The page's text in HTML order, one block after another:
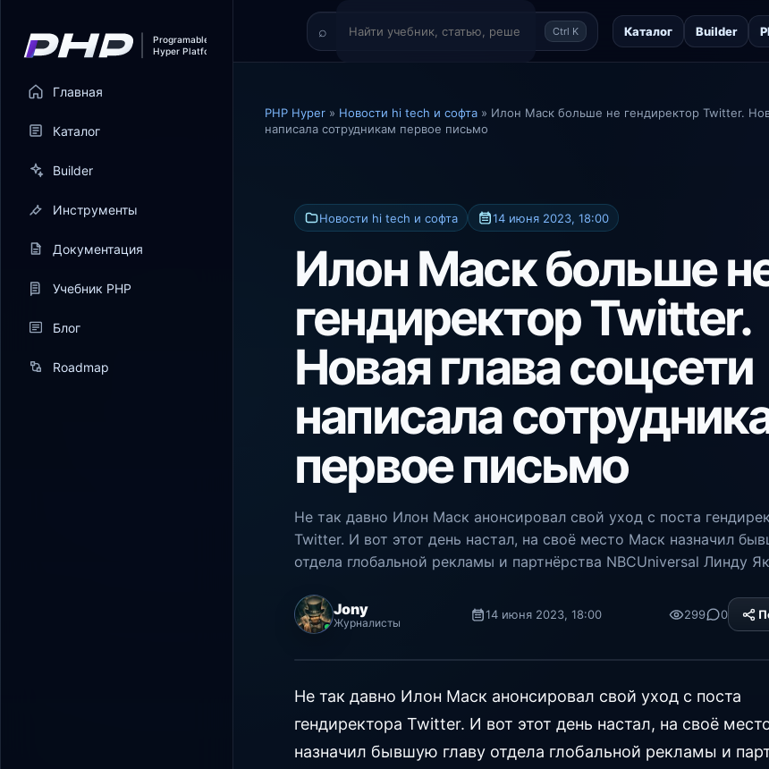
Главная
Каталог
Builder
Инструменты
Документация
Учебник PHP
Блог
Roadmap
Ctrl K Каталог Builder
PHP Hyper » Новости hi tech и софта » Илон Маск больше не гендиректор Twitter.
написала сотрудникам первое письмо
Новости hi tech и софта 14 июня 2023, 18:00
Илон Маск больше
гендиректор Twitter.
Новая глава соцсети
написала
первое письмо
Не так давно Илон Маск анонсировал свой уход с поста
Twitter. И вот этот день настал, на своё место Маск назначил
отдела глобальной рекламы и партнёрства NBCUniversal Линду
Jony
Журналисты
14 июня 2023, 18:00 299 0
PHP HyperPlatform
Не так давно Илон Маск анонсировал свой уход с поста
гендиректора Twitter. И вот этот день настал, на своё
назначил бывшую главу отдела глобальной рекламы и